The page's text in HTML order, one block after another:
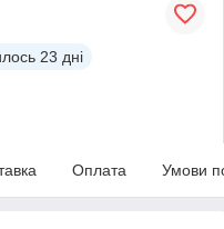
23 дні
Оплата Умови